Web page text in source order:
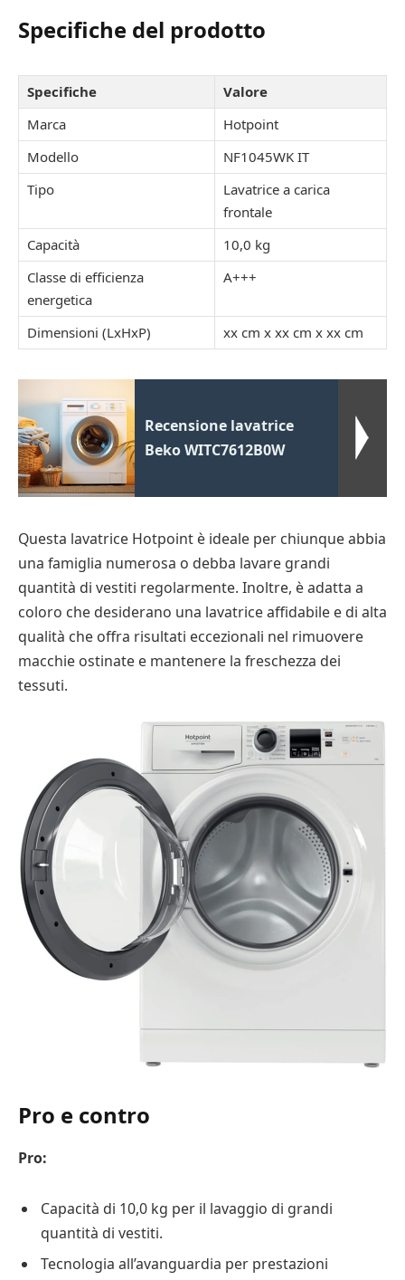
Specifiche del prodotto
Specifiche
Valore
Marca
Hotpoint
Modello
NF1045WK IT
Tipo
Lavatrice a carica
frontale
Capacità
10,0 kg
Classe di efficienza
energetica
A+++
Dimensioni (LxHxP) xx cm x xx cm x xx cm
Recensione lavatrice
Beko WITC7612B0W
Questa lavatrice Hotpoint è ideale per chiunque abbia
una famiglia numerosa o debba lavare grandi
quantità di vestiti regolarmente. Inoltre, è adatta a
coloro che desiderano una lavatrice affidabile e di alta
qualità che offra risultati eccezionali nel rimuovere
macchie ostinate e mantenere la freschezza dei
tessuti.
Pro e contro
Pro:
Capacità di 10,0 kg per il lavaggio di grandi
quantità di vestiti.
Tecnologia all’avanguardia per prestazioni